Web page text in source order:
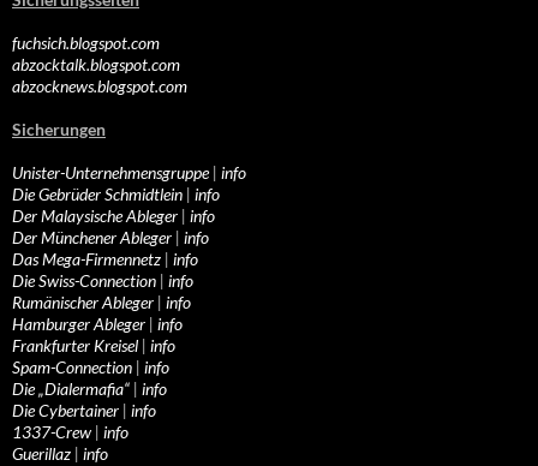
fuchsich.blogspot.com
abzocktalk.blogspot.com
abzocknews.blogspot.com
Sicherungen
Unister-Unternehmensgruppe| info
Die Gebrüder Schmidtlein | info
Der Malaysische Ableger | info
Der Münchener Ableger | info
Das Mega-Firmennetz | info
Die Swiss-Connection | info
Rumänischer Ableger | info
Hamburger Ableger | info
Frankfurter Kreisel | info
Spam-Connection | info
Die „Dialermafia“ | info
Die Cybertainer | info
1337-Crew | info
Guerillaz | info